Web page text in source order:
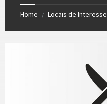
Home / Locais de Interesse